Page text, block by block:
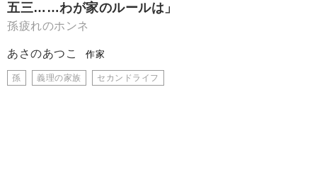
五三……わが家のルールは」
孫疲れのホンネ
あさのあつこ 作家
孫 義理の家族 セカンドライフ